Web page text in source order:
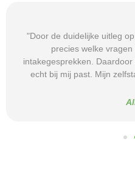
"Door de duidelijke uitleg
precies welke
intakegesprekken.
echt bij mij past. Mijn